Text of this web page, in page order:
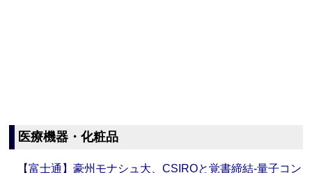
医療機器・化粧品
【富士通】豪州モナシュ大、CSIROと覚書締結‐量子コン